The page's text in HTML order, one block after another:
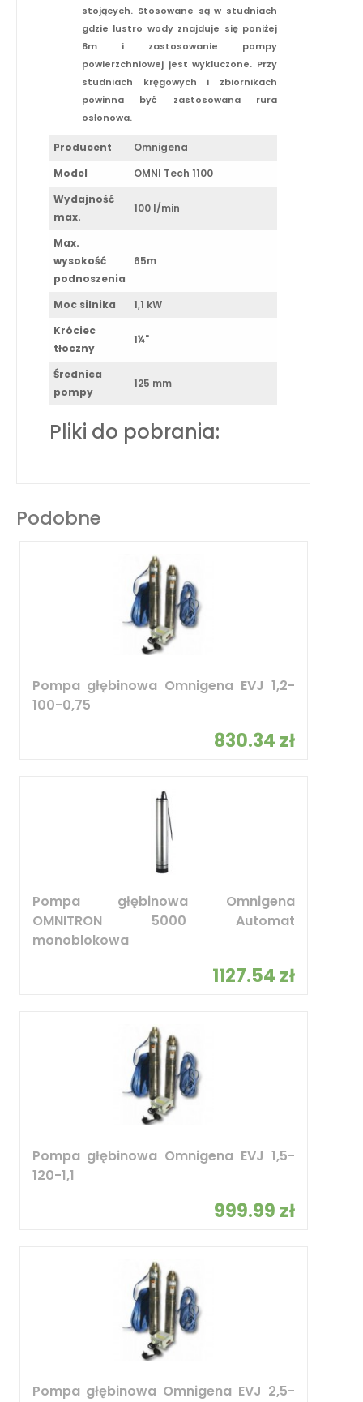
stojących. Stosowane są w studniach
gdzie lustro wody znajduje się poniżej
8m i zastosowanie pompy
powierzchniowej jest wykluczone. Przy
studniach kręgowych i zbiornikach
powinna być zastosowana rura
osłonowa.
Producent
Omnigena
Model
OMNI Tech 1100
Wydajność
max.
100 l/min
Max.
wysokość
podnoszenia
65m
Moc silnika
1,1 kW
Króciec
tłoczny
1¼"
Średnica
pompy
125 mm
Pliki do pobrania:
Podobne
Pompa głębinowa Omnigena EVJ 1,2-
100-0,75
830.34 zł
Pompa głębinowa Omnigena
OMNITRON 5000 Automat
monoblokowa
1127.54 zł
Pompa głębinowa Omnigena EVJ 1,5-
120-1,1
999.99 zł
Pompa głębinowa Omnigena EVJ 2,5-